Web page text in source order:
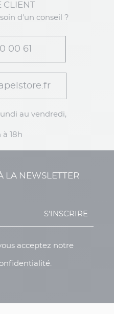
CLIENT
d'un conseil ?
00 61
au vendredi,
à 18h
LA NEWSLETTER
S'INSCRIRE
acceptez notre